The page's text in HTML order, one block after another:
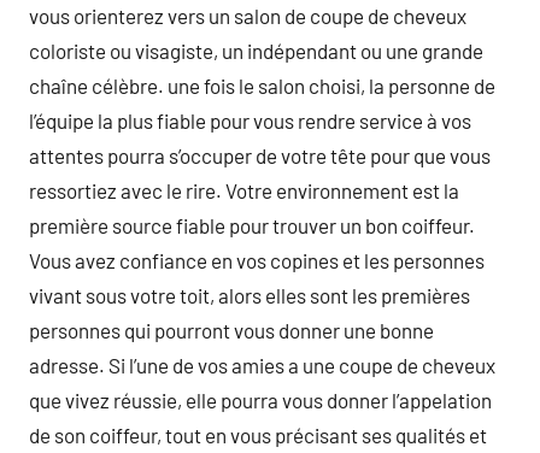
vous orienterez vers un salon de coupe de cheveux
coloriste ou visagiste, un indépendant ou une grande
chaîne célèbre. une fois le salon choisi, la personne de
l’équipe la plus fiable pour vous rendre service à vos
attentes pourra s’occuper de votre tête pour que vous
ressortiez avec le rire. Votre environnement est la
première source fiable pour trouver un bon coiffeur.
Vous avez confiance en vos copines et les personnes
vivant sous votre toit, alors elles sont les premières
personnes qui pourront vous donner une bonne
adresse. Si l’une de vos amies a une coupe de cheveux
que vivez réussie, elle pourra vous donner l’appelation
de son coiffeur, tout en vous précisant ses qualités et